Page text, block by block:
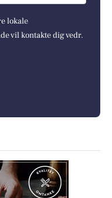
lokale
vil kontakte dig vedr.